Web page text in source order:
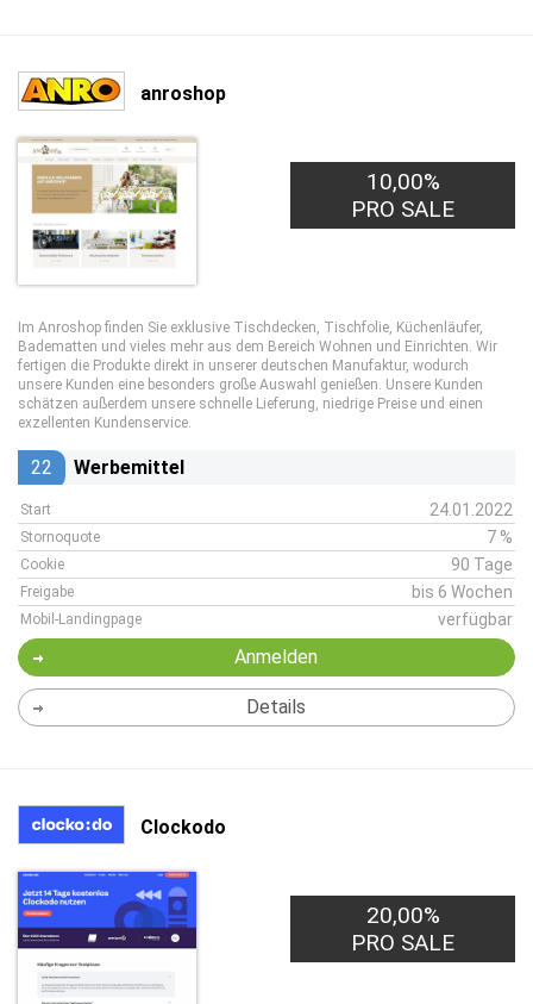
anroshop
10,00%
PRO SALE
Im Anroshop finden Sie exklusive Tischdecken, Tischfolie, Küchenläufer,
Badematten und vieles mehr aus dem Bereich Wohnen und Einrichten. Wir
fertigen die Produkte direkt in unserer deutschen Manufaktur, wodurch
unsere Kunden eine besonders große Auswahl genießen. Unsere Kunden
schätzen außerdem unsere schnelle Lieferung, niedrige Preise und einen
exzellenten Kundenservice.
22 Werbemittel
Start 24.01.2022
Stornoquote 7 %
Cookie 90 Tage
Freigabe bis 6 Wochen
Mobil-Landingpage verfügbar
Anmelden
Details
Clockodo
2,00€
PRO LEAD
20,00%
PRO SALE